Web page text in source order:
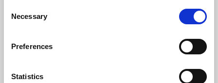
Selection
Necessary
Preferences
Statistics
Sjötorps cykeluthyrning